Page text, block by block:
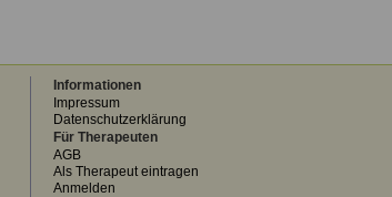
Informationen
Impressum
Datenschutzerklärung
Für Therapeuten
AGB
Als Therapeut eintragen
Anmelden